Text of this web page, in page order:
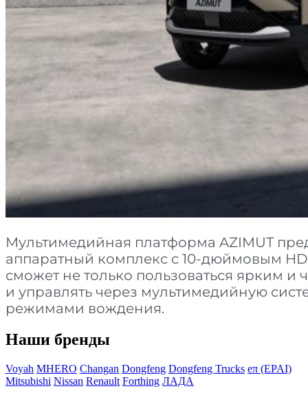
Мультимедийная платформа AZIMUT
аппаратный комплекс с 10-дюймовым
сможет не только пользоваться ярким
и управлять через мультимедийную
режимами вождения.
Наши бренды
Voyah MHERO Changan Dongfeng Dongfeng Trucks eπ (EPAI)
Mitsubishi Nissan Renault Forthing ЛАДА